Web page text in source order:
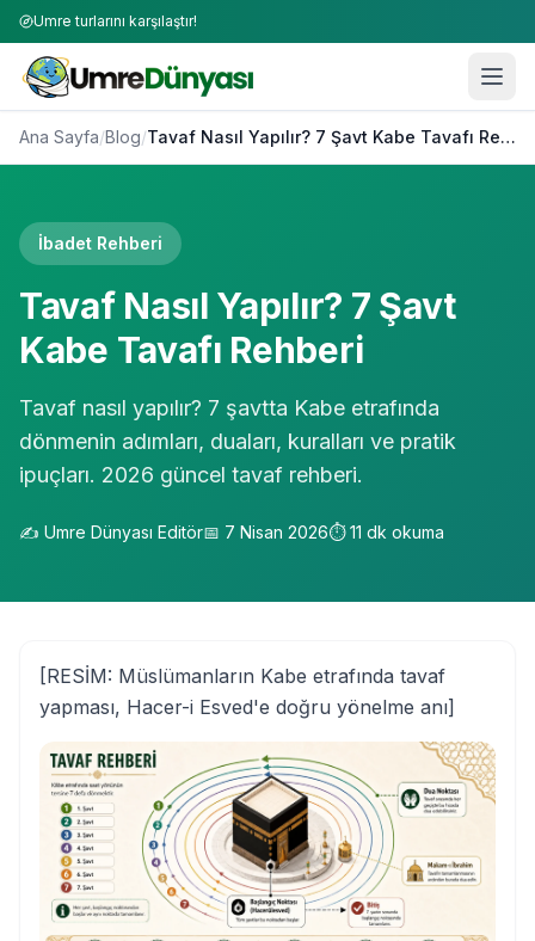
Umre turlarını karşılaştır!
Ana Sayfa/Blog/ Tavaf Nasıl Yapılır? 7 Şavt Kabe Tavafı Rehberi
İbadet Rehberi
Tavaf Nasıl Yapılır? 7 Şavt
Kabe Tavafı Rehberi
Tavaf nasıl yapılır? 7 şavtta Kabe etrafında
dönmenin adımları, duaları, kuralları ve pratik
ipuçları. 2026 güncel tavaf rehberi.
✍️ Umre Dünyası Editör📅 7 Nisan 2026⏱️11 dk okuma
[RESİM: Müslümanların Kabe etrafında tavaf
yapması, Hacer-i Esved'e doğru yönelme anı]